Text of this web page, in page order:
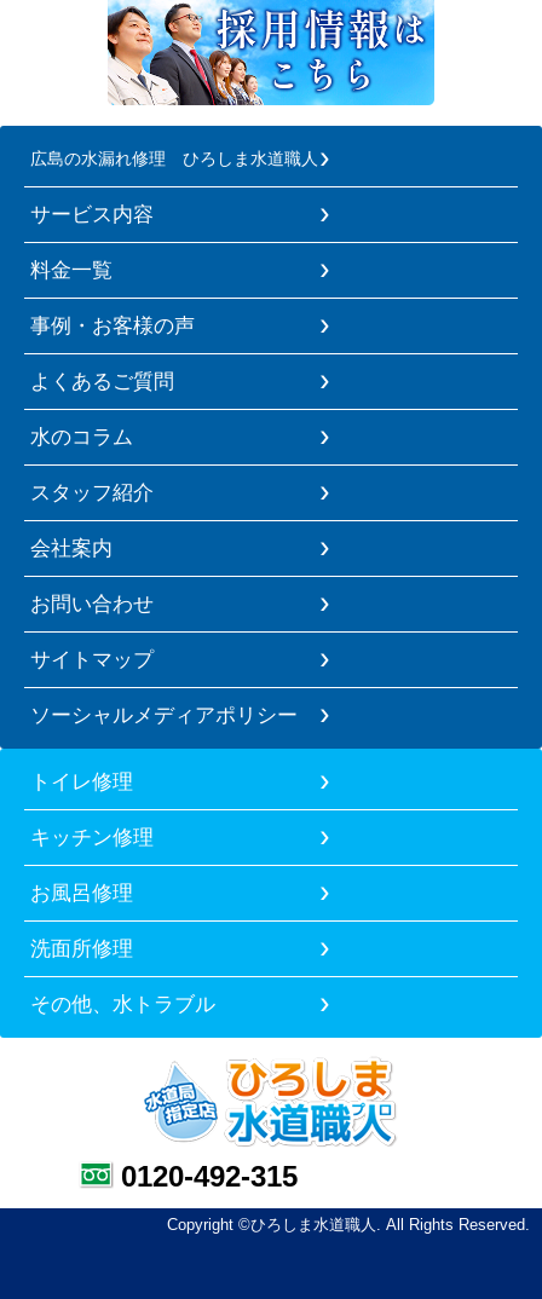
広島の水漏れ修理 ひろしま水道職人
サービス内容
料金一覧
事例・お客様の声
よくあるご質問
水のコラム
スタッフ紹介
会社案内
お問い合わせ
サイトマップ
ソーシャルメディアポリシー
トイレ修理
キッチン修理
お風呂修理
洗面所修理
その他、水トラブル
0120-492-315
Copyright ©ひろしま水道職人. All Rights Reserved.